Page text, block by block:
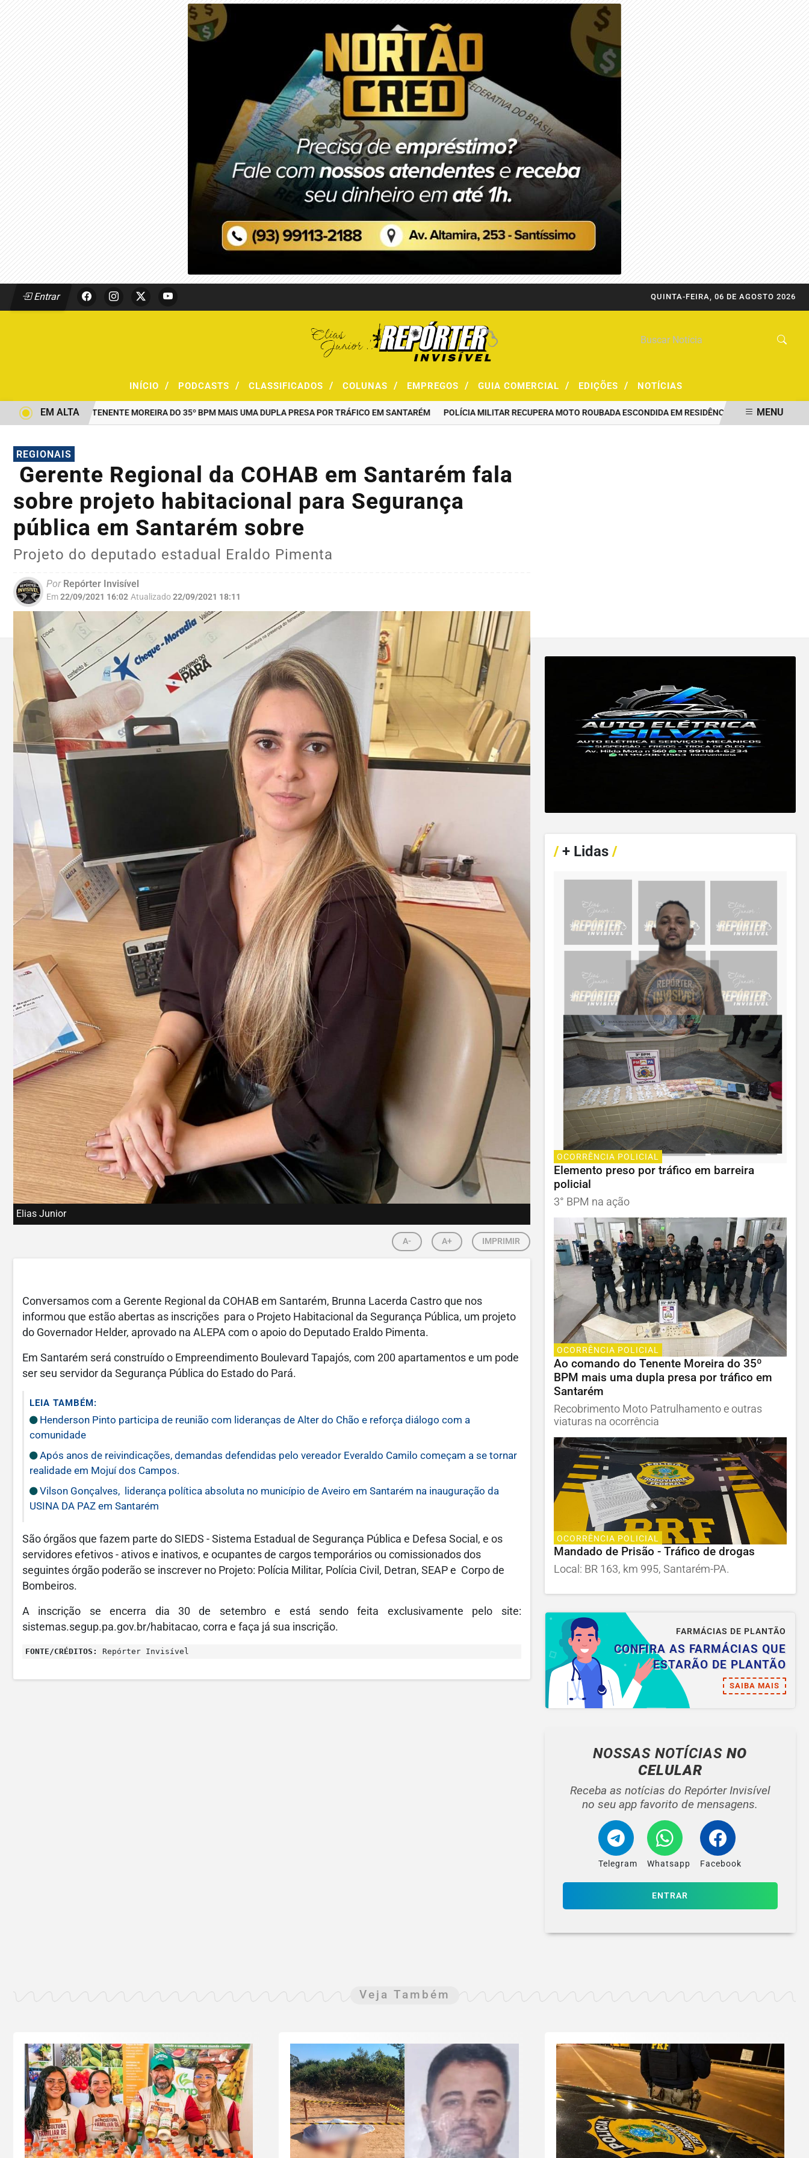
Entrar QUINTA-FEIRA, 06 DE AGOSTO 2026
INÍCIO / PODCASTS / CLASSIFICADOS / COLUNAS / EMPREGOS / GUIA COMERCIAL / EDIÇÕES / NOTÍCIAS
COMANDO DO TENENTE MOREIRA DO 35º BPM MAIS UMA DUPLA PRESA POR TRÁFICO EM SANTARÉM POLÍCIA MILITAR RECUPERA MOTO ROUBADA ESCONDIDA EM RESIDÊNCIA PRF CAPTURA
EM ALTA MENU
REGIONAIS
Gerente Regional da COHAB em Santarém fala
sobre projeto habitacional para Segurança
pública em Santarém sobre
Projeto do deputado estadual Eraldo Pimenta
PorRepórter Invisível
Em22/09/2021 16:02 Atualizado22/09/2021 18:11
Elias Junior
A- A+ IMPRIMIR
Conversamos com a Gerente Regional da COHAB em Santarém, Brunna Lacerda Castro que nos
informou que estão abertas as inscrições para o Projeto Habitacional da Segurança Pública, um projeto
do Governador Helder, aprovado na ALEPA com o apoio do Deputado Eraldo Pimenta.
Em Santarém será construído o Empreendimento Boulevard Tapajós, com 200 apartamentos e um pode
ser seu servidor da Segurança Pública do Estado do Pará.
LEIA TAMBÉM:
Henderson Pinto participa de reunião com lideranças de Alter do Chão e reforça diálogo com a
comunidade
Após anos de reivindicações, demandas defendidas pelo vereador Everaldo Camilo começam a se tornar
realidade em Mojuí dos Campos.
Vilson Gonçalves, liderança política absoluta no município de Aveiro em Santarém na inauguração da
USINA DA PAZ em Santarém
São órgãos que fazem parte do SIEDS - Sistema Estadual de Segurança Pública e Defesa Social, e os
servidores efetivos - ativos e inativos, e ocupantes de cargos temporários ou comissionados dos
seguintes órgão poderão se inscrever no Projeto: Polícia Militar, Polícia Civil, Detran, SEAP e Corpo de
Bombeiros.
A inscrição se encerra dia 30 de setembro e está sendo feita exclusivamente pelo site:
sistemas.segup.pa.gov.br/habitacao, corra e faça já sua inscrição.
FONTE/CRÉDITOS: Repórter Invisível
/+ Lidas /
OCORRÊNCIA POLICIAL
Elemento preso por tráfico em barreira
policial
3° BPM na ação
OCORRÊNCIA POLICIAL
Ao comando do Tenente Moreira do 35º
BPM mais uma dupla presa por tráfico em
Santarém
Recobrimento Moto Patrulhamento e outras
viaturas na ocorrência
OCORRÊNCIA POLICIAL
Mandado de Prisão - Tráfico de drogas
Local: BR 163, km 995, Santarém-PA.
FARMÁCIAS DE PLANTÃO
CONFIRA AS FARMÁCIAS QUE
ESTARÃO DE PLANTÃO
SAIBA MAIS
NOSSAS NOTÍCIASNO
CELULAR
Receba as notícias do Repórter Invisível
no seu app favorito de mensagens.
Telegram Whatsapp Facebook
ENTRAR
Veja Também